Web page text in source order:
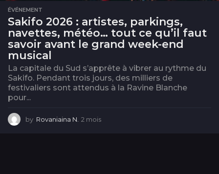
ÉVÉNEMENT
Sakifo 2026 : artistes, parkings,
navettes, météo… tout ce qu’il faut
savoir avant le grand week-end
musical
La capitale du Sud s’apprête à vibrer au rythme du
Sakifo. Pendant trois jours, des milliers de
festivaliers sont attendus à la Ravine Blanche
pour...
by Rovaniaina N. 2 mois